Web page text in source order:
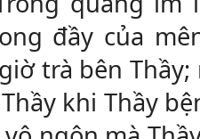
đầy của
trà bên
khi Thầy